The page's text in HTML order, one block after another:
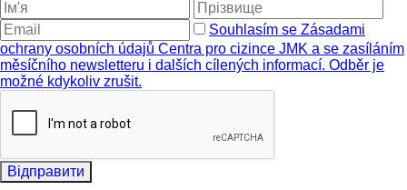
Souhlasím se Zásadami
ochrany osobních údajů Centra pro cizince JMK a se zasíláním
měsíčního newsletteru i dalších cílených informací. Odběr je
možné kdykoliv zrušit.
Відправити